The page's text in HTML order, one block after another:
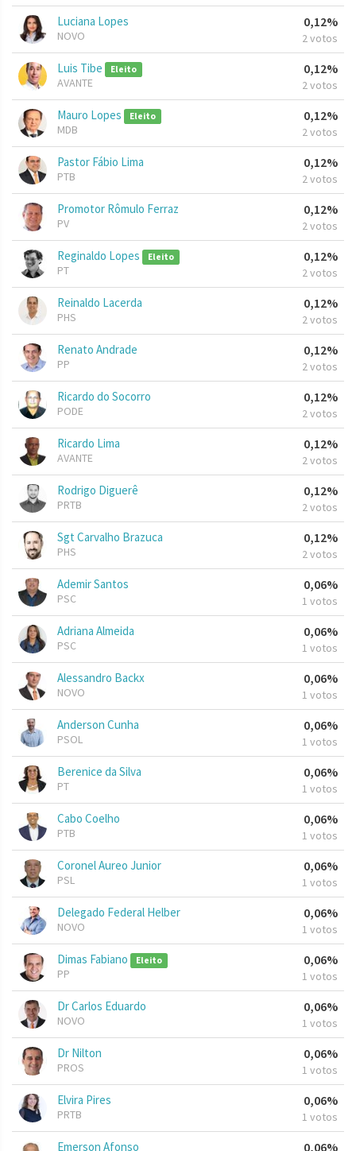
Luciana Lopes
NOVO
0,12%
2 votos
Luis Tibe Eleito
AVANTE
0,12%
2 votos
Mauro Lopes Eleito
MDB
0,12%
2 votos
Pastor Fábio Lima
PTB
0,12%
2 votos
Promotor Rômulo Ferraz
PV
0,12%
2 votos
Reginaldo Lopes Eleito
PT
0,12%
2 votos
Reinaldo Lacerda
PHS
0,12%
2 votos
Renato Andrade
PP
0,12%
2 votos
Ricardo do Socorro
PODE
0,12%
2 votos
Ricardo Lima
AVANTE
0,12%
2 votos
Rodrigo Diguerê
PRTB
0,12%
2 votos
Sgt Carvalho Brazuca
PHS
0,12%
2 votos
Ademir Santos
PSC
0,06%
1 votos
Adriana Almeida
PSC
0,06%
1 votos
Alessandro Backx
NOVO
0,06%
1 votos
Anderson Cunha
PSOL
0,06%
1 votos
Berenice da Silva
PT
0,06%
1 votos
Cabo Coelho
PTB
0,06%
1 votos
Coronel Aureo Junior
PSL
0,06%
1 votos
Delegado Federal Helber
NOVO
0,06%
1 votos
Dimas Fabiano Eleito
PP
0,06%
1 votos
Dr Carlos Eduardo
NOVO
0,06%
1 votos
Dr Nilton
PROS
0,06%
1 votos
Elvira Pires
PRTB
0,06%
1 votos
Emerson Afonso 0,06%